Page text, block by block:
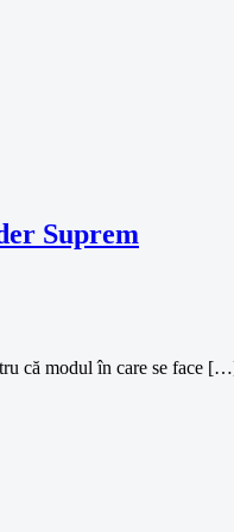
Suprem
că modul în care se face